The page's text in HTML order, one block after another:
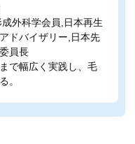
外科学会員,日本再生
ドバイザリー,日本先
員長
で幅広く実践し、毛
。